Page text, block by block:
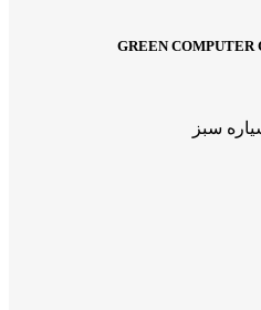
سبز